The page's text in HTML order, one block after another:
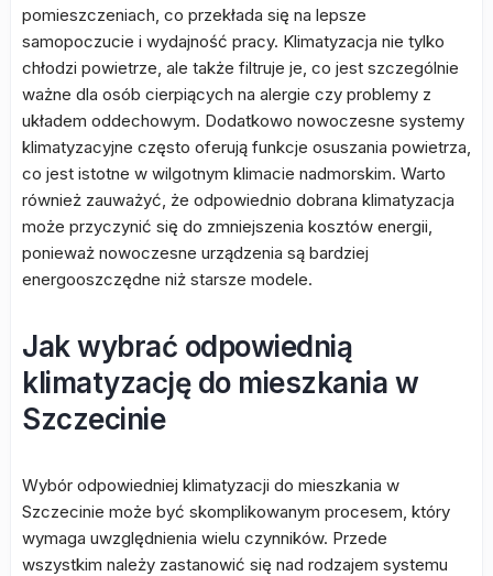
pomieszczeniach, co przekłada się na lepsze
samopoczucie i wydajność pracy. Klimatyzacja nie tylko
chłodzi powietrze, ale także filtruje je, co jest szczególnie
ważne dla osób cierpiących na alergie czy problemy z
układem oddechowym. Dodatkowo nowoczesne systemy
klimatyzacyjne często oferują funkcje osuszania powietrza,
co jest istotne w wilgotnym klimacie nadmorskim. Warto
również zauważyć, że odpowiednio dobrana klimatyzacja
może przyczynić się do zmniejszenia kosztów energii,
ponieważ nowoczesne urządzenia są bardziej
energooszczędne niż starsze modele.
Jak wybrać odpowiednią
klimatyzację do mieszkania w
Szczecinie
Wybór odpowiedniej klimatyzacji do mieszkania w
Szczecinie może być skomplikowanym procesem, który
wymaga uwzględnienia wielu czynników. Przede
wszystkim należy zastanowić się nad rodzajem systemu